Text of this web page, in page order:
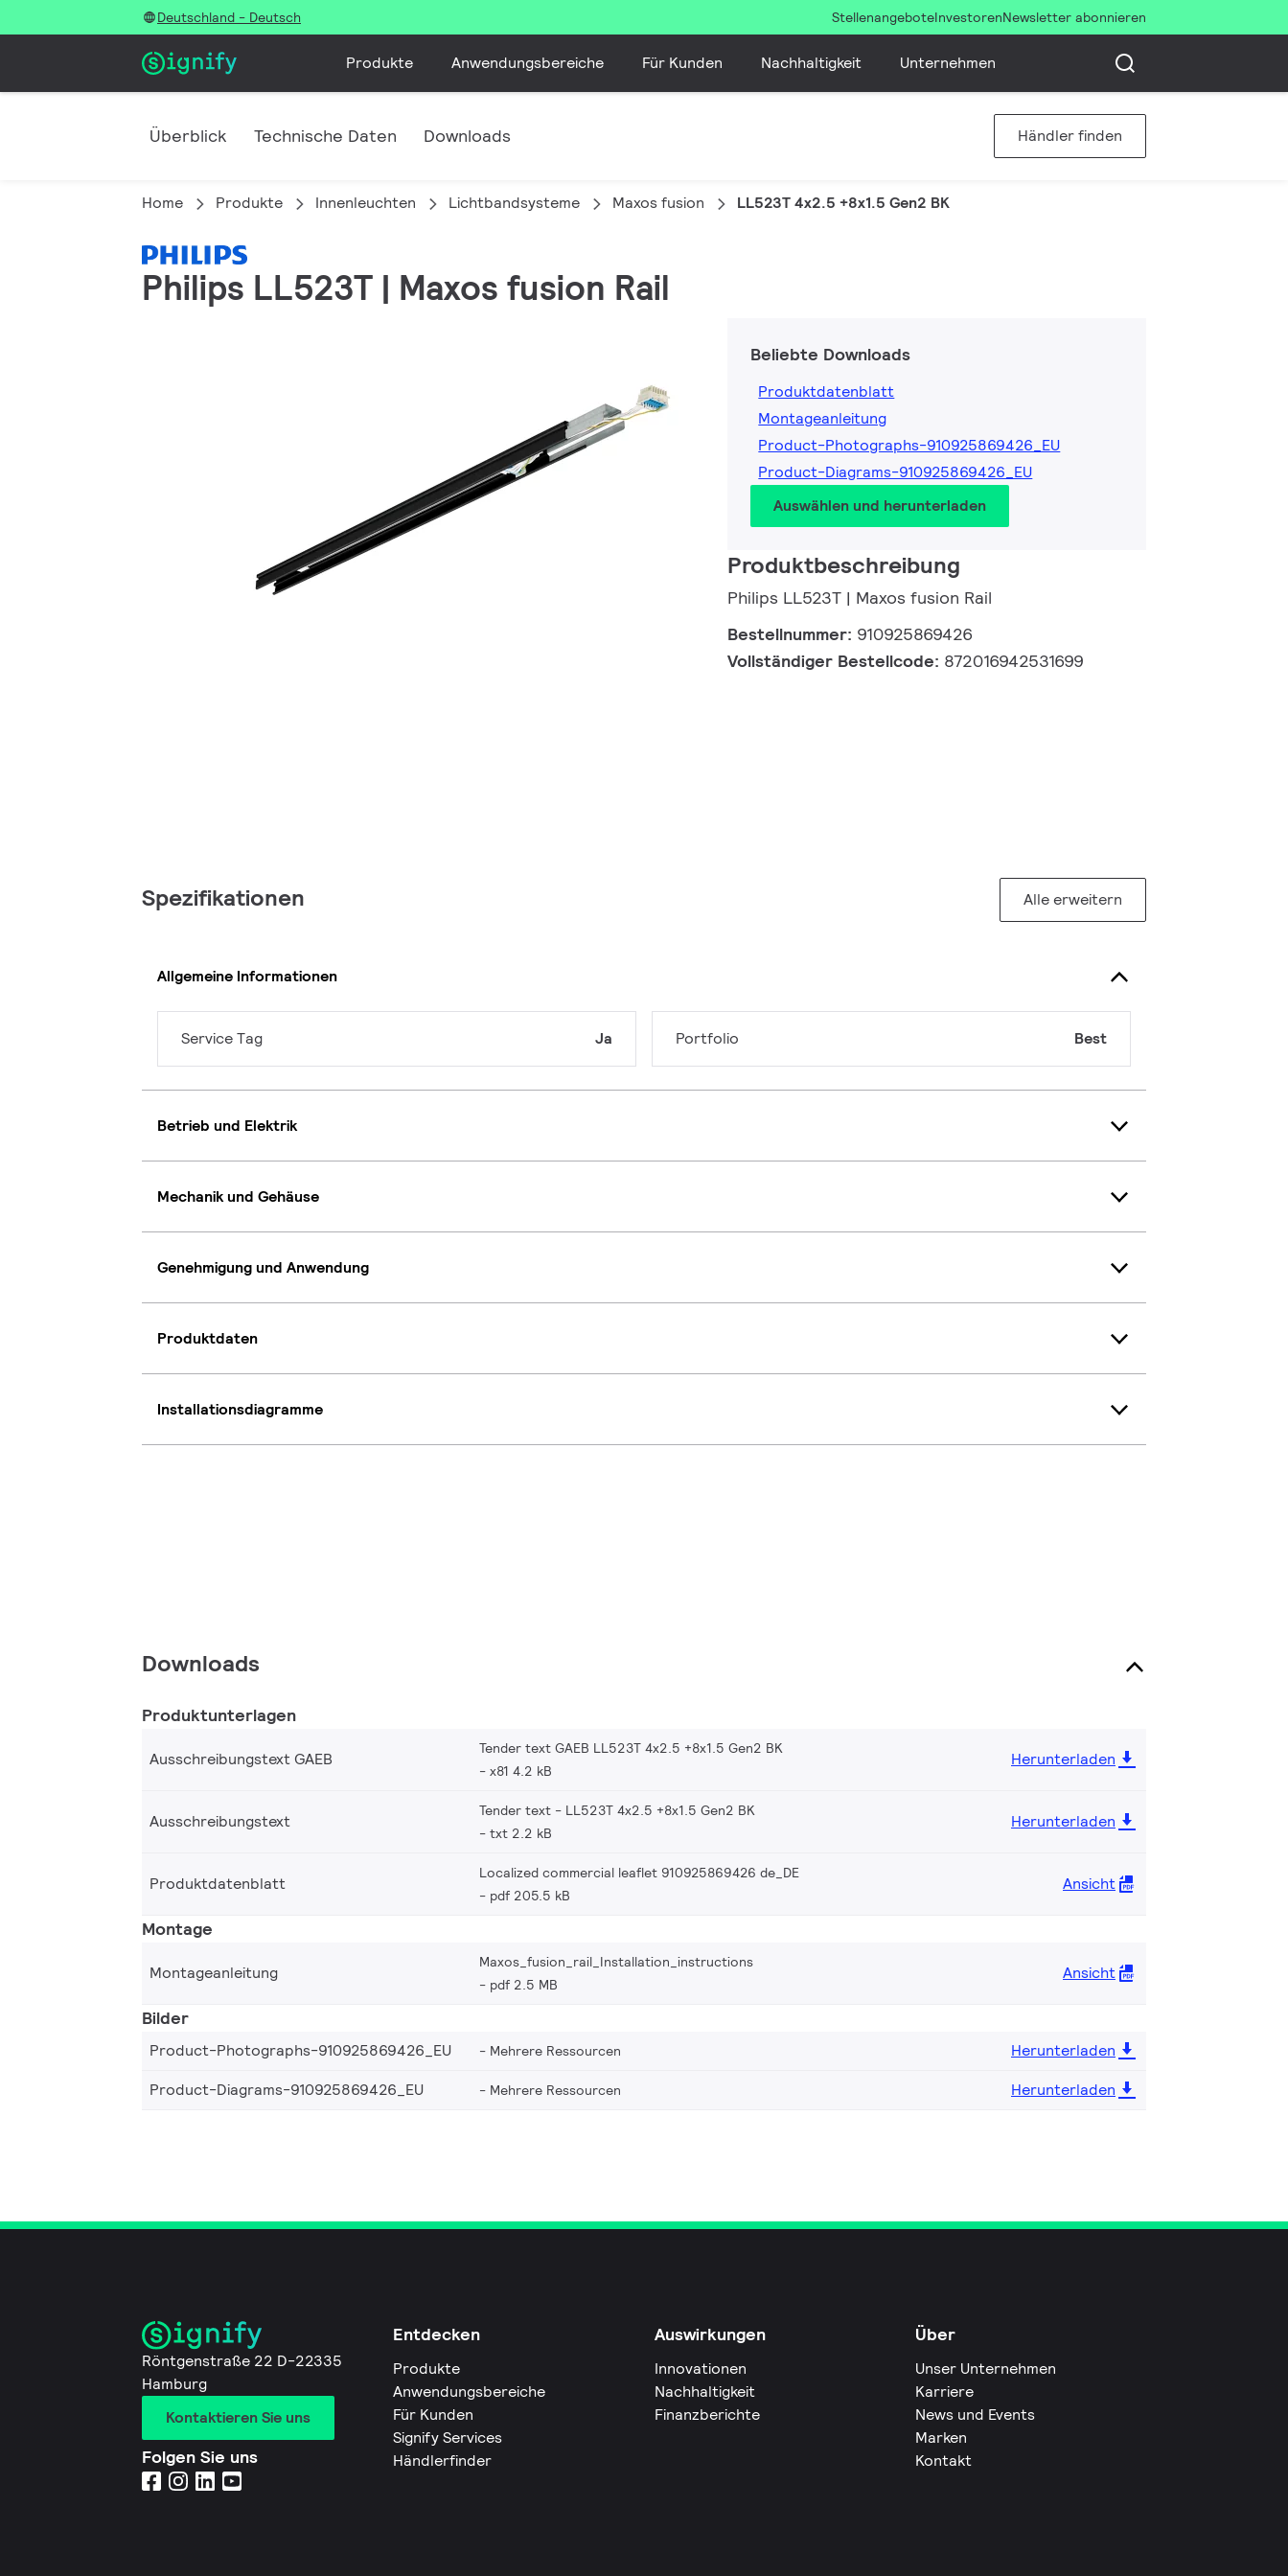
Deutschland - Deutsch StellenangeboteInvestorenNewsletter abonnieren
Produkte Anwendungsbereiche Für Kunden Nachhaltigkeit Unternehmen
Überblick Technische Daten Downloads Händler finden
Home Produkte Innenleuchten Lichtbandsysteme Maxos fusion LL523T 4x2.5 +8x1.5 Gen2 BK
Philips LL523T | Maxos fusion Rail
Beliebte Downloads
Produktdatenblatt
Montageanleitung
Product-Photographs-910925869426_EU
Product-Diagrams-910925869426_EU
Auswählen und herunterladen
Produktbeschreibung
Philips LL523T | Maxos fusion Rail
Bestellnummer: 910925869426
Vollständiger Bestellcode: 872016942531699
Spezifikationen Alle erweitern
Allgemeine Informationen
Service Tag Ja Portfolio Best
Betrieb und Elektrik
Mechanik und Gehäuse
Genehmigung und Anwendung
Produktdaten
Installationsdiagramme
Downloads
Produktunterlagen
Ausschreibungstext GAEB
Tender text GAEB LL523T 4x2.5 +8x1.5 Gen2 BK
x81 4.2 kB
Herunterladen
Ausschreibungstext
Tender text - LL523T 4x2.5 +8x1.5 Gen2 BK
txt 2.2 kB
Herunterladen
Produktdatenblatt
Localized commercial leaflet 910925869426 de_DE
pdf 205.5 kB
Ansicht
Montage
Montageanleitung
Maxos_fusion_rail_Installation_instructions
pdf 2.5 MB
Ansicht
Bilder
Product-Photographs-910925869426_EU Mehrere Ressourcen
Herunterladen
Product-Diagrams-910925869426_EU
Mehrere Ressourcen Herunterladen
Röntgenstraße 22 D-22335
Hamburg
Kontaktieren Sie uns
Folgen Sie uns
Entdecken
Produkte
Anwendungsbereiche
Für Kunden
Signify Services
Händlerfinder
Auswirkungen
Innovationen
Nachhaltigkeit
Finanzberichte
Über
Unser Unternehmen
Karriere
News und Events
Marken
Kontakt